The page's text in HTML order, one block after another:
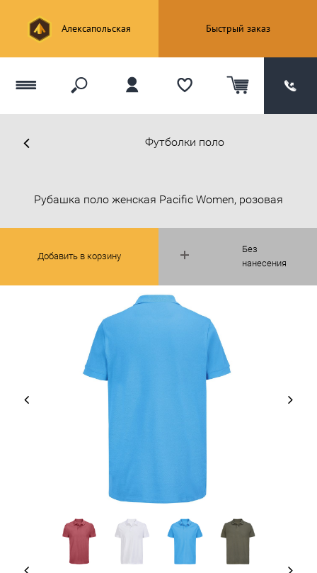
Алексапольская Быстрый заказ
Футболки поло
Без
нанесения
Рубашка поло женская Pacific Women, розовая
Добавить в корзину